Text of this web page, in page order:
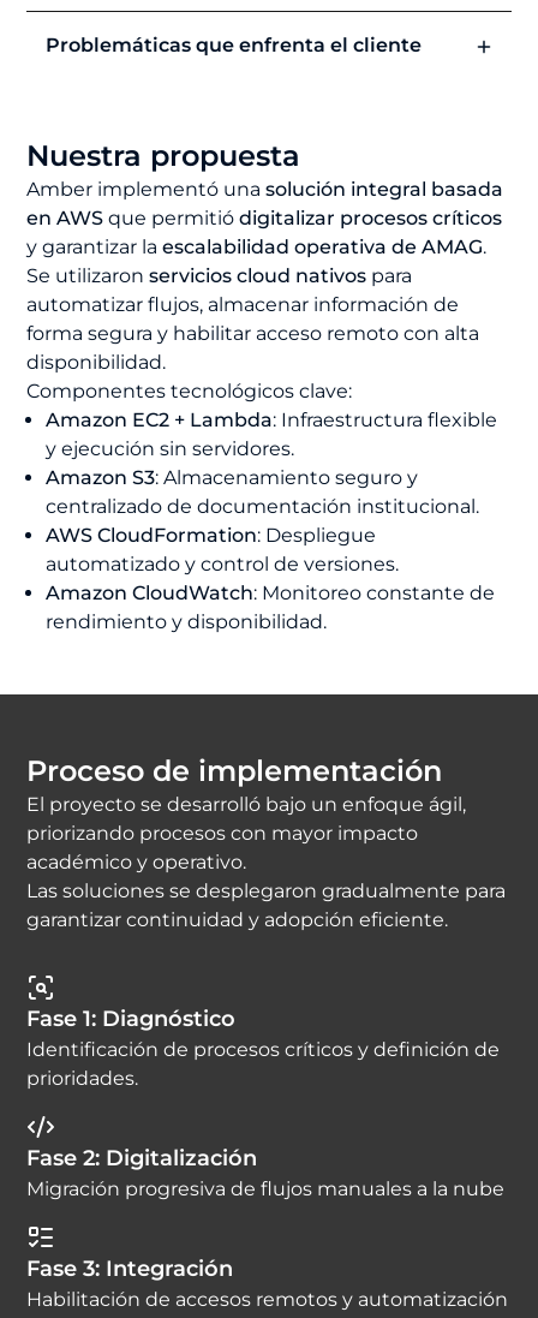
Problemáticas que enfrenta el cliente
Nuestra propuesta
Amber implementó unasolución integral basada
en AWS que permitiódigitalizar procesos críticos
y garantizar laescalabilidad operativa de AMAG.
Se utilizaronservicios cloud nativos para
automatizar flujos, almacenar información de
forma segura y habilitar acceso remoto con alta
disponibilidad.
Componentes tecnológicos clave:
Amazon EC2 + Lambda: Infraestructura flexible
y ejecución sin servidores.
Amazon S3: Almacenamiento seguro y
centralizado de documentación institucional.
AWS CloudFormation: Despliegue
automatizado y control de versiones.
Amazon CloudWatch: Monitoreo constante de
rendimiento y disponibilidad.
Proceso de implementación
El proyecto se desarrolló bajo un enfoque ágil,
priorizando procesos con mayor impacto
académico y operativo.
Las soluciones se desplegaron gradualmente para
garantizar continuidad y adopción eficiente.
Fase 1: Diagnóstico
Identificación de procesos críticos y definición de
prioridades.
Fase 2: Digitalización
Migración progresiva de flujos manuales a la nube
Fase 3: Integración
Habilitación de accesos remotos y automatización